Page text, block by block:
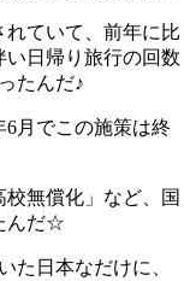
れていて、前年に比
日帰り旅行の回数
たんだ♪
6月でこの施策は終
校無償化」 など、国
んだ☆
た日本なだけに、